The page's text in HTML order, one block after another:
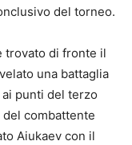
del torneo.
trovato di fronte il
una battaglia
punti del terzo
combattente
Aiukaev con il